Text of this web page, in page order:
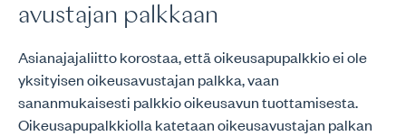
avustajan palkkaan
Asianajajaliitto korostaa, että oikeusapupalkkio ei ole
yksityisen oikeusavustajan palkka, vaan
sananmukaisesti palkkio oikeusavun tuottamisesta.
Oikeusapupalkkiolla katetaan oikeusavustajan palkan